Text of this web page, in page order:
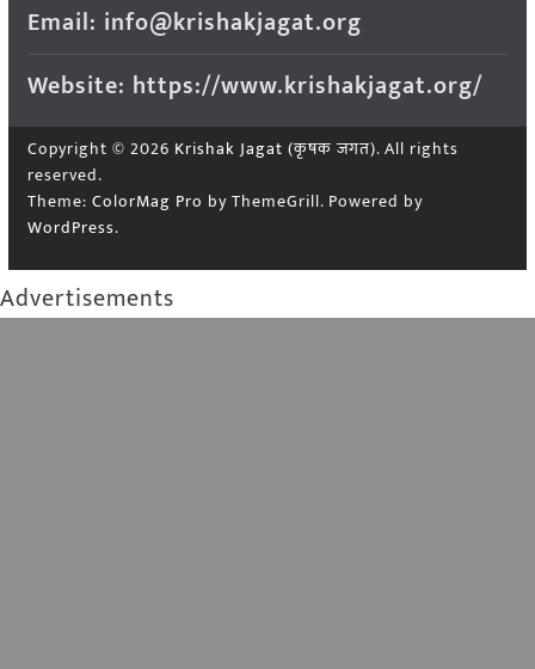
Email: info@krishakjagat.org
Website: https://www.krishakjagat.org/
Copyright © 2026 Krishak Jagat (कृषक जगत). All rights
reserved.
Theme: ColorMag Pro by ThemeGrill. Powered by
WordPress.
Advertisements